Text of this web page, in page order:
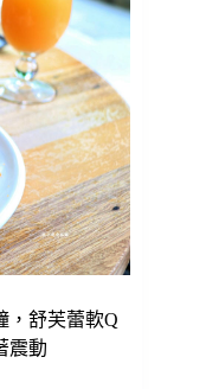
，舒芙蕾軟Q
震動